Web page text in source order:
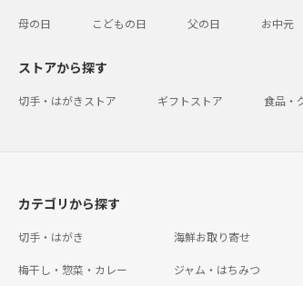
母の日 こどもの日 父の日 お中元
ストアから探す
切手・はがきストア ギフトストア 食品・
カテゴリから探す
切手・はがき 海鮮お取り寄せ
梅干し・惣菜・カレー ジャム・はちみつ